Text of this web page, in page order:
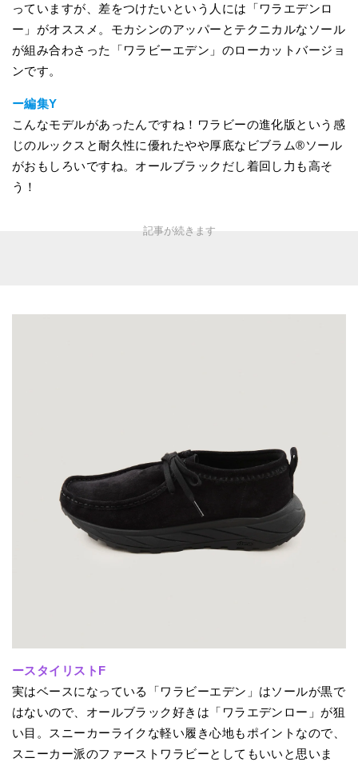
っていますが、差をつけたいという人には「ワラエデンロ
ー」がオススメ。モカシンのアッパーとテクニカルなソール
が組み合わさった「ワラビーエデン」のローカットバージョ
ンです。
ー編集Y
こんなモデルがあったんですね！ワラビーの進化版という感
じのルックスと耐久性に優れたやや厚底なビブラム®ソール
がおもしろいですね。オールブラックだし着回し力も高そ
う！
ースタイリストF
実はベースになっている「ワラビーエデン」はソールが黒で
はないので、オールブラック好きは「ワラエデンロー」が狙
い目。スニーカーライクな軽い履き心地もポイントなので、
スニーカー派のファーストワラビーとしてもいいと思いま